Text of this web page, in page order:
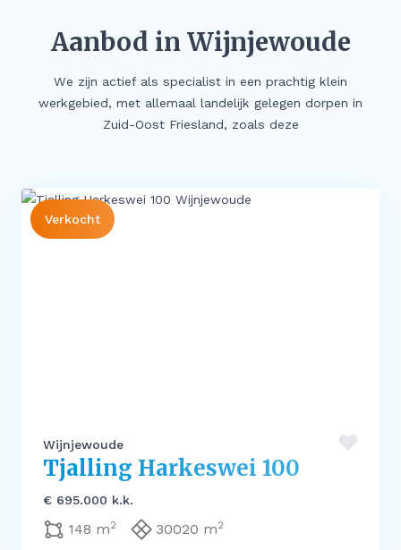
Buitenstate Makelaar
Woningwaarde (indicatie) in één minuut…
Zoeker aangeboden!
Dubbele maandlasten
Gratis Zoekservice
Aanbod in Wijnjewoude
We zijn actief als specialist in een prachtig klein
werkgebied, met allemaal landelijk gelegen dorpen in
Zuid-Oost Friesland, zoals deze
Verkocht
Wijnjewoude
Tjalling Harkeswei 100
€ 695.000 k.k.
148 m2 30020 m2